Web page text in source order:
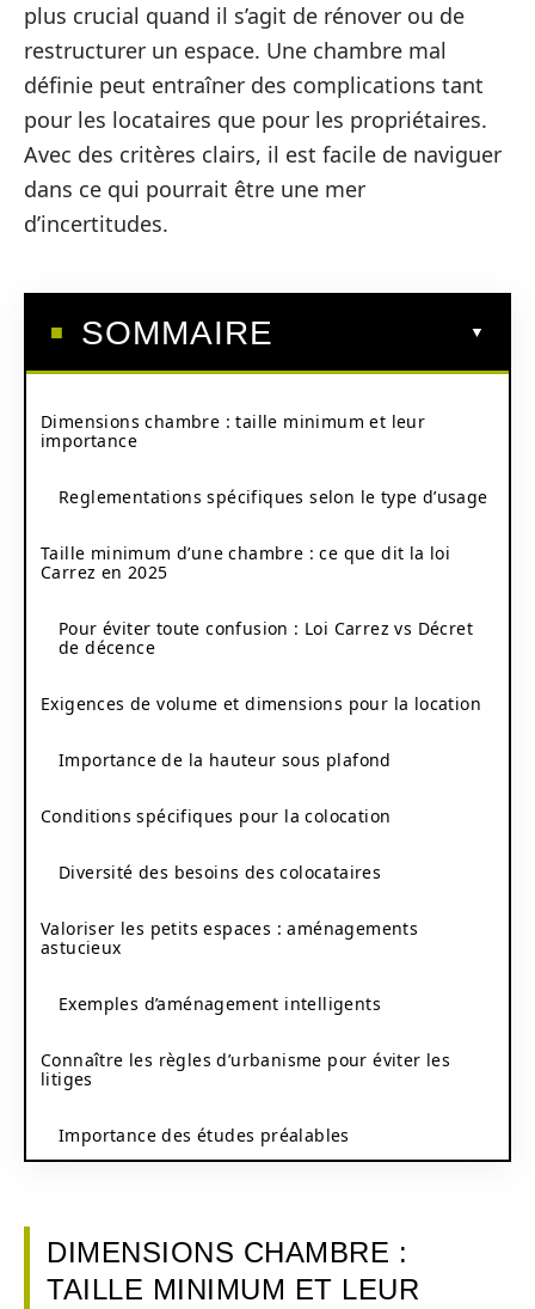
plus crucial quand il s’agit de rénover ou de
restructurer un espace. Une chambre mal
définie peut entraîner des complications tant
pour les locataires que pour les propriétaires.
Avec des critères clairs, il est facile de naviguer
dans ce qui pourrait être une mer
d’incertitudes.
SOMMAIRE
Dimensions chambre : taille minimum et leur
importance
Reglementations spécifiques selon le type d’usage
Taille minimum d’une chambre : ce que dit la loi
Carrez en 2025
Pour éviter toute confusion : Loi Carrez vs Décret
de décence
Exigences de volume et dimensions pour la location
Importance de la hauteur sous plafond
Conditions spécifiques pour la colocation
Diversité des besoins des colocataires
Valoriser les petits espaces : aménagements
astucieux
Exemples d’aménagement intelligents
Connaître les règles d’urbanisme pour éviter les
litiges
Importance des études préalables
DIMENSIONS CHAMBRE :
TAILLE MINIMUM ET LEUR